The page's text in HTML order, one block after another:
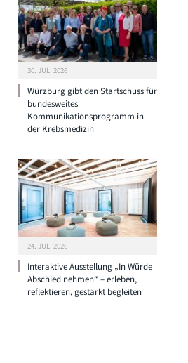
30. JULI 2026
Würzburg gibt den Startschuss für
bundesweites
Kommunikationsprogramm in
der Krebsmedizin
24. JULI 2026
Interaktive Ausstellung „In Würde
Abschied nehmen“ – erleben,
reflektieren, gestärkt begleiten